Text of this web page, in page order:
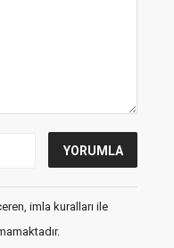
imla kuralları ile